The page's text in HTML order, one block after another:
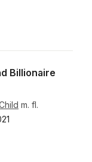
Billionaire
m. fl.